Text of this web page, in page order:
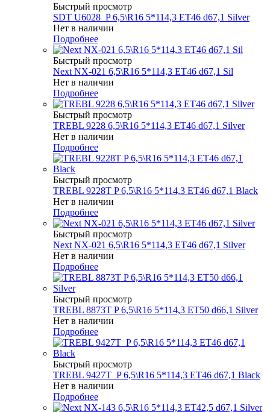
Быстрый просмотр
SDT U6028_P 6,5\R16 5*114,3 ET46 d67,1 Silver
Нет в наличии
Подробнее
Быстрый просмотр
Next NX-021 6,5\R16 5*114,3 ET46 d67,1 Sil
Нет в наличии
Подробнее
Быстрый просмотр
TREBL 9228 6,5\R16 5*114,3 ET46 d67,1 Silver
Нет в наличии
Подробнее
Быстрый просмотр
TREBL 9228T P 6,5\R16 5*114,3 ET46 d67,1 Black
Нет в наличии
Подробнее
Быстрый просмотр
Next NX-021 6,5\R16 5*114,3 ET46 d67,1 Silver
Нет в наличии
Подробнее
Быстрый просмотр
TREBL 8873T P 6,5\R16 5*114,3 ET50 d66,1 Silver
Нет в наличии
Подробнее
Быстрый просмотр
TREBL 9427T_P 6,5\R16 5*114,3 ET46 d67,1 Black
Нет в наличии
Подробнее